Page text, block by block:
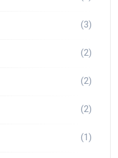
(3)
(2)
(2)
(2)
(1)